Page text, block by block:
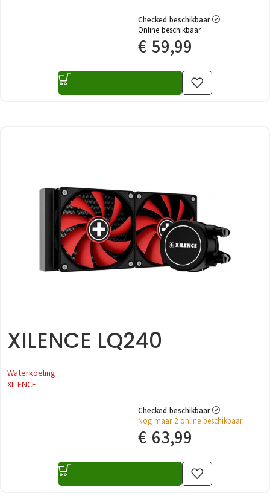
Checked beschikbaar
Online beschikbaar
€ 59,99
XILENCE LQ240
Waterkoeling
XILENCE
Checked beschikbaar
Nog maar 2 online beschikbaar
€ 63,99